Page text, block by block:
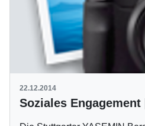
22.12.2014